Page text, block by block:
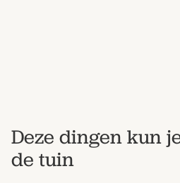
Deze dingen kun
de tuin